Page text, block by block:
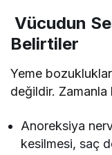
Vücudun
Belirtiler
Yeme
değildir. Zamanla
Anoreksiya
kesilmesi, saç